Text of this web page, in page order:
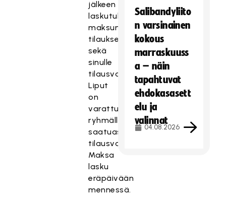
jälkeen
laskutukseemme
maksumääräyksen
tilauksestanne
sekä
sinulle
tilausvahvistuksen.
Liput
on
varattu
ryhmällenne
saatuasi
tilausvahvistuksen.
Maksa
lasku
eräpäivään
mennessä.
Salibandyliito
n varsinainen
kokous
marraskuuss
a – näin
tapahtuvat
ehdokasasett
elu ja
valinnat
04.08.2026